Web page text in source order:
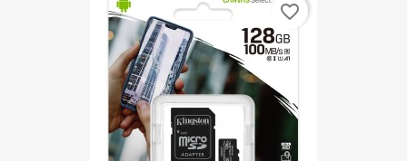
favorite_border